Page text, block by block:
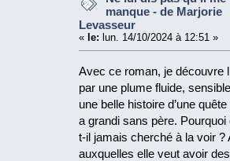
manque - de Marjorie
Levasseur
« le: lun. 14/10/2024 à 12:51 »
Avec ce roman, je découvre
par une plume fluide,
une belle histoire d’une
a grandi sans père. Pourquoi
t-il jamais cherché à la voir ?
auxquelles elle veut avoir